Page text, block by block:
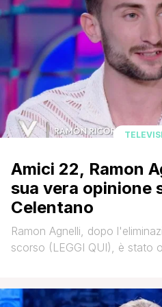
Amici 22, Ramon
sua vera opinione
Celentano
Ramon Agnelli, dopo
scorso (LEGGI QUI), è stato
rapporto speciale che si è